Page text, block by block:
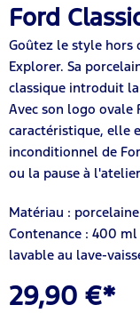
Ford
Goûtez le style hors
Explorer. Sa
classique introduit
Avec son logo
caractéristique, elle
inconditionnel de
ou la pause à
Matériau : porcelaine
Contenance : 400 ml
lavable au lave-
29,90 €*